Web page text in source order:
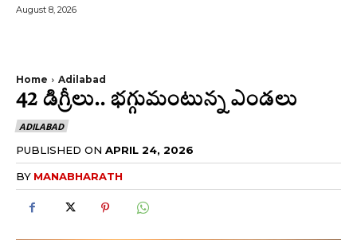
August 8, 2026